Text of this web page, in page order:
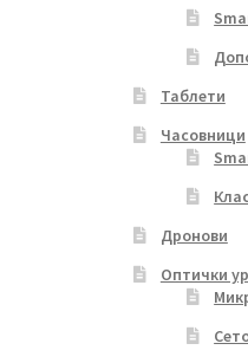
Таблети
Часовници
Дронови
Оптички